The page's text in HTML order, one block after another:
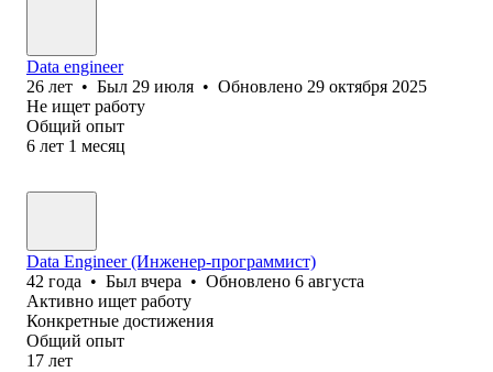
Data engineer
26 лет • Был 29 июля • Обновлено 29 октября 2025
Не ищет работу
Общий опыт
6 лет 1 месяц
Data Engineer (Инженер-программист)
42 года • Был вчера • Обновлено 6 августа
Активно ищет работу
Конкретные достижения
Общий опыт
17 лет